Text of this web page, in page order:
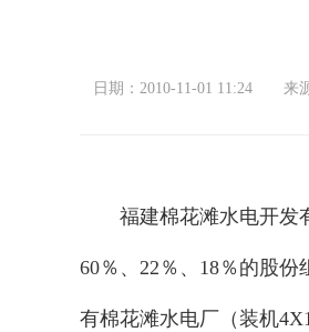
日期：2010-11-01 11:24 来
福建棉花滩水电开发有
60％、22％、18％的股
有棉花滩水电厂（装机